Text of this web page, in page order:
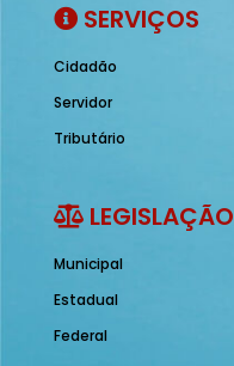
SERVIÇOS
Cidadão
Servidor
Tributário
LEGISLAÇÃO
Municipal
Estadual
Federal